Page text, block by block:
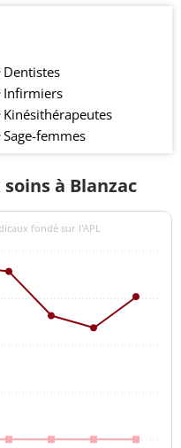
Dentistes
Infirmiers
Kinésithérapeutes
Sage-femmes
à Blanzac
fondé sur l'APL